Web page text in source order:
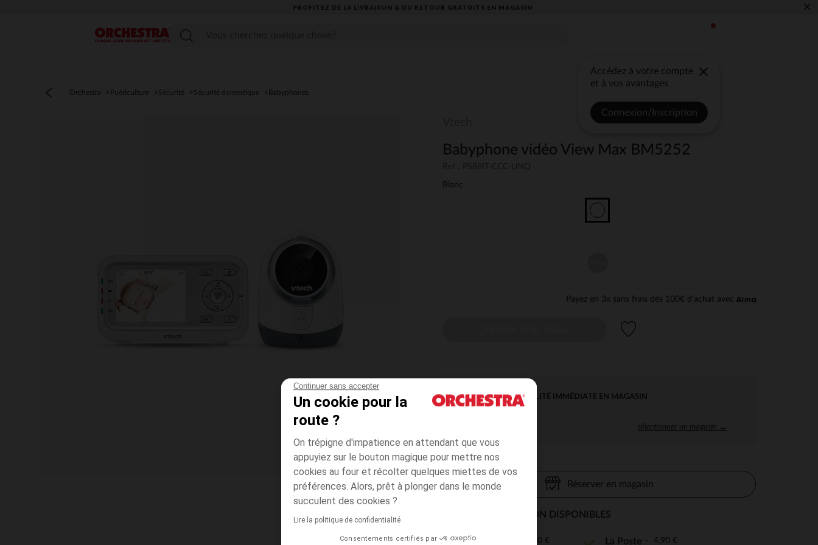
Continuer sans accepter
Un cookie pour la
route ?
On trépigne d'impatience en attendant que vous
appuyiez sur le bouton magique pour mettre nos
cookies au four et récolter quelques miettes de vos
préférences. Alors, prêt à plonger dans le monde
succulent des cookies ?
Lire la politique de confidentialité
Consentements certifiés par
PROFITEZ DE LA LIVRAISON & DU RETOUR GRATUITS EN MAGASIN​ ×
Menu
Accédez à votre compte
et à vos avantages
Connexion/Inscription
Orchestra Puériculture Sécurité Sécurité domestique Babyphones
Babyphone vidéo View Max BM5252
Blanc
Payez en 3x sans frais dès 100€ d'achat avec
DISPONIBILITÉ IMMÉDIATE EN MAGASIN
sélectionner un magasin →
Réserver en magasin
MODES DE LIVRAISON DISPONIBLES
Point Relais 4,90 € La Poste 4,90 €